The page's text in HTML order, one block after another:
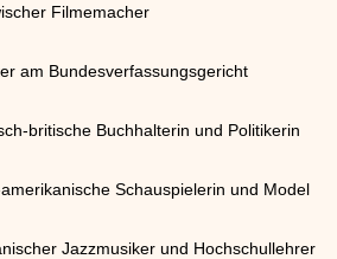
Filmemacher
am Bundesverfassungsgericht
britische Buchhalterin und Politikerin
Schauspielerin und Model
Jazzmusiker und Hochschullehrer